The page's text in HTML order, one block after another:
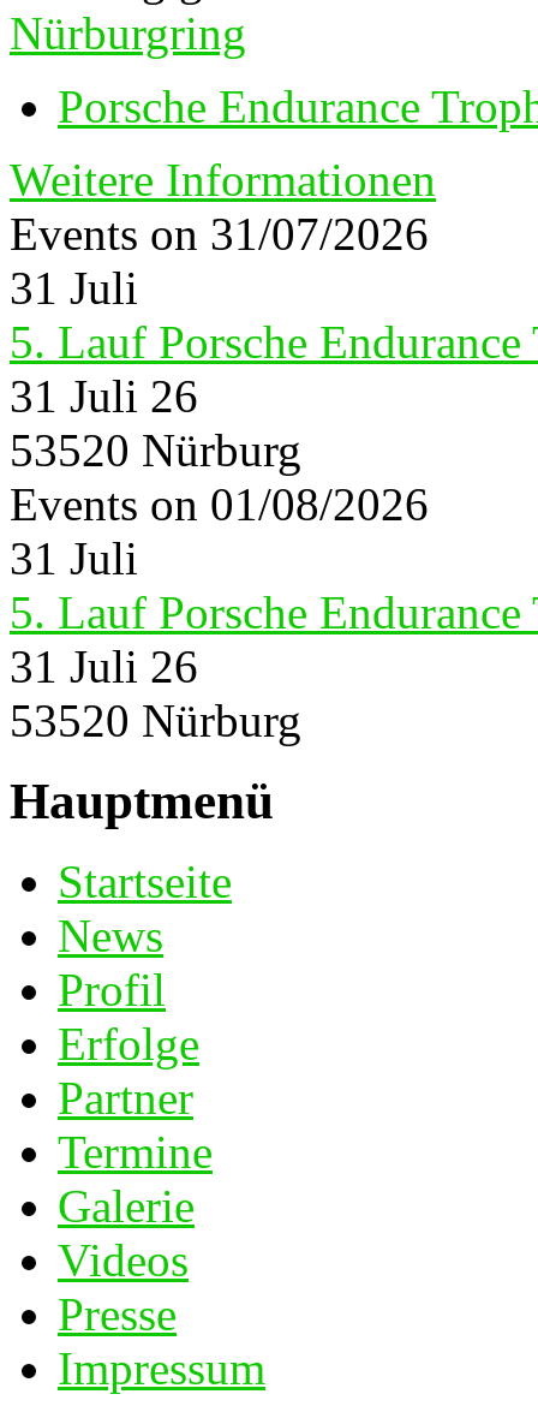
Nürburgring
Porsche Endurance
Weitere Informationen
Events on 31/07/2026
31 Juli
5. Lauf Porsche
31 Juli 26
53520 Nürburg
Events on 01/08/2026
31 Juli
5. Lauf Porsche
31 Juli 26
53520 Nürburg
Hauptmenü
Startseite
News
Profil
Erfolge
Partner
Termine
Galerie
Videos
Presse
Impressum